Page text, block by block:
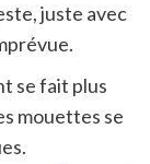
juste avec
se fait plus
mouettes se